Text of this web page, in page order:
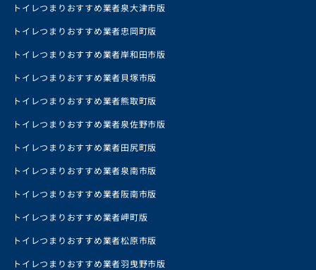
トイレつまりおすすめ業者泉大津市版
トイレつまりおすすめ業者忠岡町版
トイレつまりおすすめ業者岸和田市版
トイレつまりおすすめ業者貝塚市版
トイレつまりおすすめ業者熊取町版
トイレつまりおすすめ業者泉佐野市版
トイレつまりおすすめ業者田尻町版
トイレつまりおすすめ業者泉南市版
トイレつまりおすすめ業者阪南市版
トイレつまりおすすめ業者岬町版
トイレつまりおすすめ業者松原市版
トイレつまりおすすめ業者羽曳野市版